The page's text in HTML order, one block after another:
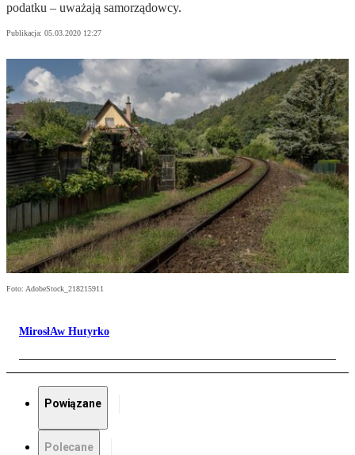
podatku – uważają samorządowcy.
Publikacja: 05.03.2020 12:27
Foto: AdobeStock_218215911
MirosłAw Hutyrko
Powiązane
Polecane